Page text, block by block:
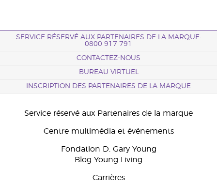
SERVICE RÉSERVÉ AUX PARTENAIRES DE LA MARQUE:
0800 917 791
CONTACTEZ-NOUS
BUREAU VIRTUEL
INSCRIPTION DES PARTENAIRES DE LA MARQUE
Service réservé aux Partenaires de la marque
Centre multimédia et événements
Fondation D. Gary Young
Blog Young Living
Carrières